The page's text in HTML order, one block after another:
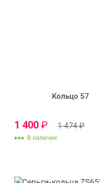
Кольцо 57
1 400 ₽ 1 474₽
В наличии